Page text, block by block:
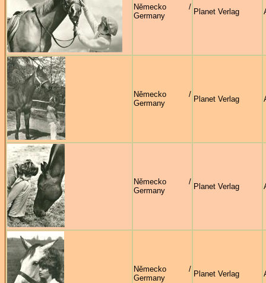
Německo /
Germany
Planet Verlag
Německo /
Germany
Planet Verlag
Německo /
Germany
Planet Verlag
Německo /
Germany
Planet Verlag